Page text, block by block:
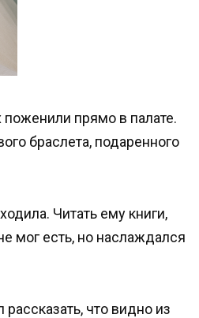
прямо в палате.
браслета, подаренного
Читать ему книги,
мог есть, но наслаждался
что видно из